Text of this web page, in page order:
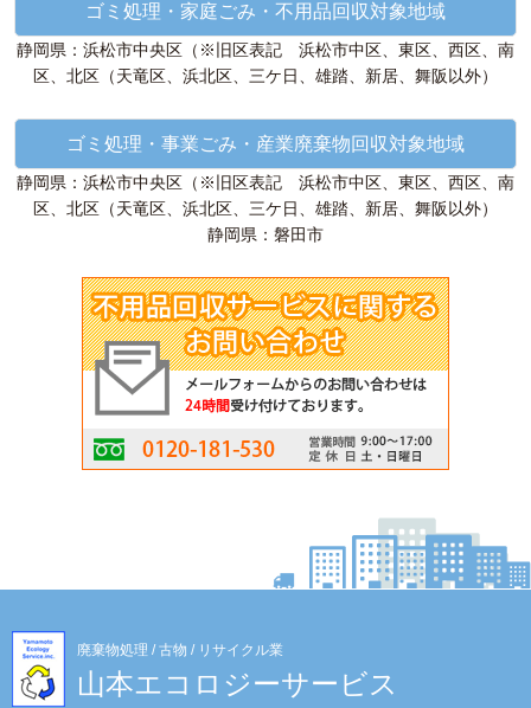
ゴミ処理・家庭ごみ・不用品回収対象地域
静岡県：浜松市中央区（※旧区表記 浜松市中区、東区、西区、南
区、北区（天竜区、浜北区、三ケ日、雄踏、新居、舞阪以外）
ゴミ処理・事業ごみ・産業廃棄物回収対象地域
静岡県：浜松市中央区（※旧区表記 浜松市中区、東区、西区、南
区、北区（天竜区、浜北区、三ケ日、雄踏、新居、舞阪以外）
静岡県：磐田市
廃棄物処理 / 古物 / リサイクル業
山本エコロジーサービス